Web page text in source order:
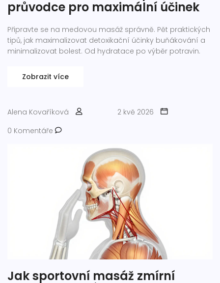
průvodce pro maximální účinek
Připravte se na medovou masáž správně. Pět praktických
tipů, jak maximalizovat detoxikační účinky buňákování a
minimalizovat bolest. Od hydratace po výběr potravin.
Zobrazit více
Alena Kovaříková
2 kvě 2026
0 Komentáře
Jak sportovní masáž zmírní